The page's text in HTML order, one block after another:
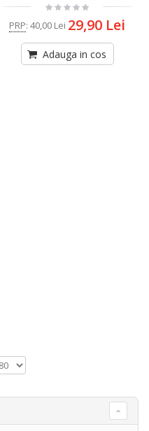
PRP: 40,00 Lei 29,90 Lei
Adauga in cos